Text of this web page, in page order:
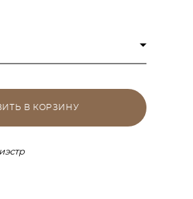
В КОРЗИНУ